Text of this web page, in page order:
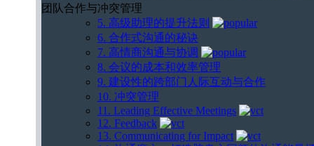
团队合作与冲突管理
5. 高级助理的提升法则
6. 合作式沟通的秘诀
7. 高情商沟通与协调
8. 会议的成本和效率管理
9. 建设性的跨部门人际互动与合作
10. 冲突管理
11. Leading Effective Meetings
12. Feedback
13. Communicating for Impact